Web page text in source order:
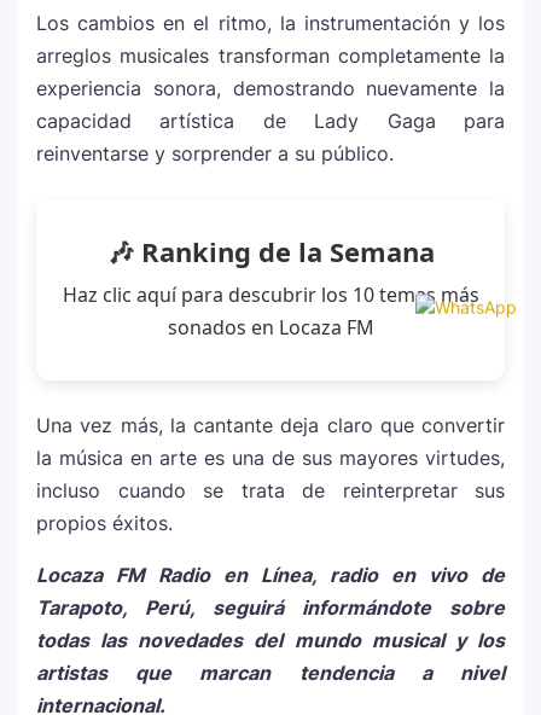
Los cambios en el ritmo, la instrumentación y los
arreglos musicales transforman completamente la
experiencia sonora, demostrando nuevamente la
capacidad artística de Lady Gaga para
reinventarse y sorprender a su público.
🎶 Ranking de la Semana
Haz clic aquí para descubrir los 10 temas más
sonados en Locaza FM
Una vez más, la cantante deja claro que convertir
la música en arte es una de sus mayores virtudes,
incluso cuando se trata de reinterpretar sus
propios éxitos.
Locaza FM Radio en Línea, radio en vivo de
Tarapoto, Perú, seguirá informándote sobre
todas las novedades del mundo musical y los
artistas que marcan tendencia a nivel
internacional.